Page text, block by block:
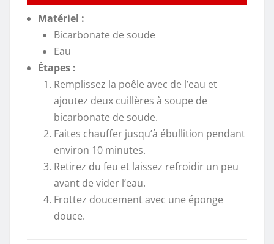
Matériel :
Bicarbonate de soude
Eau
Étapes :
Remplissez la poêle avec de l’eau et
ajoutez deux cuillères à soupe de
bicarbonate de soude.
Faites chauffer jusqu’à ébullition pendant
environ 10 minutes.
Retirez du feu et laissez refroidir un peu
avant de vider l’eau.
Frottez doucement avec une éponge
douce.